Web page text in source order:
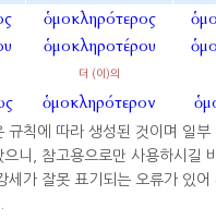
ὁμοκληρότερος
ὁμοκληροτέρου
더 (이)의
ὁμοκληρότερον
규칙에 따라 생성된 것이며 일부
니, 참고용으로만 사용하시길
세가 잘못 표기되는 오류가 있어